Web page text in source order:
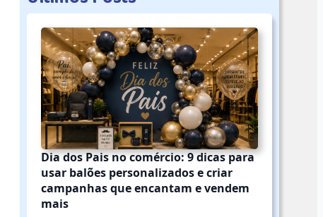
Dia dos Pais no comércio: 9 dicas para
usar balões personalizados e criar
campanhas que encantam e vendem
mais